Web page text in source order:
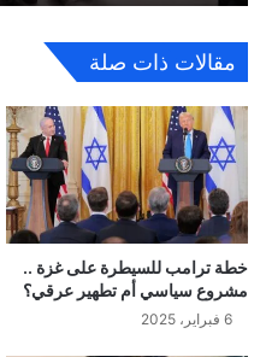
مقالات ذات صلة
خطة ترامب للسيطرة على غزة ..
مشروع سياسي أم تطهير عرقي؟
6 فبراير، 2025